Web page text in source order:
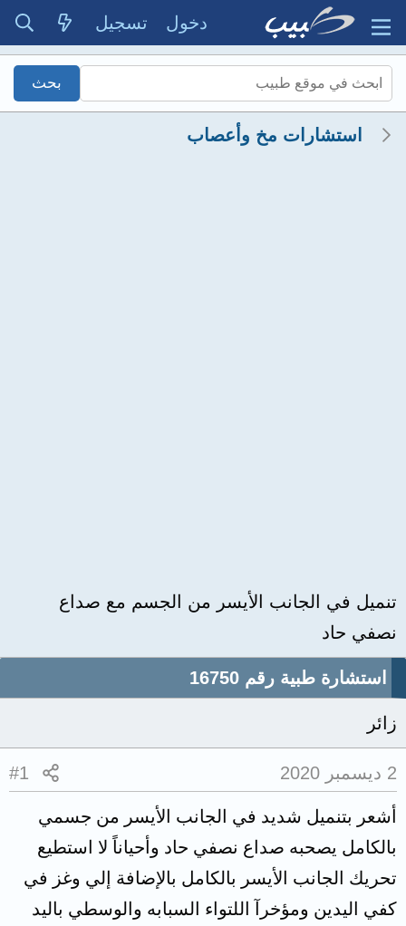
دخول تسجيل
استشارات مخ وأعصاب
تنميل في الجانب الأيسر من الجسم مع صداع
نصفي حاد
استشارة طبية رقم 16750
زائر
2 ديسمبر 2020 #1
أشعر بتنميل شديد في الجانب الأيسر من جسمي
بالكامل يصحبه صداع نصفي حاد وأحياناً لا استطيع
تحريك الجانب الأيسر بالكامل بالإضافة إلي وغز في
كفي اليدين ومؤخرآ اللتواء السبابه والوسطي باليد